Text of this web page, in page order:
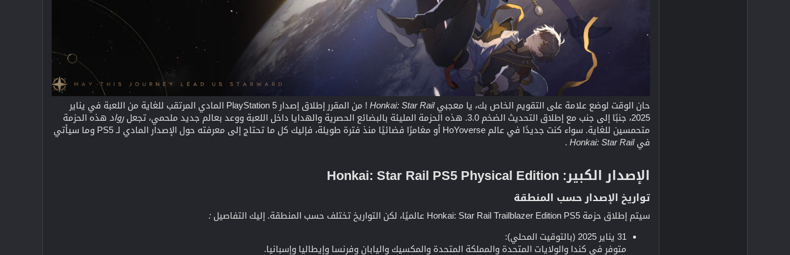
حان الوقت لوضع علامة على التقويم الخاص بك، يا معجبيHonkai: Star Rail
! من المقرر إطلاق إصدار PlayStation 5 المادي المرتقب للغاية من اللعبة في يناير
2025، جنبًا إلى جنب مع إطلاق التحديث الضخم 3.0. هذه الحزمة المليئة بالبضائع الحصرية والهدايا داخل اللعبة ووعد بعالم جديد ملحمي، تجعل
رواد هذه الحزمة
متحمسين للغاية. سواء كنت جديدًا في عالم HoYoverse أو مغامرًا فضائيًا منذ فترة طويلة، فإليك كل ما تحتاج إلى معرفته حول الإصدار المادي لـ PS5 وما سيأتي
فيHonkai: Star Rail
.
الإصدار الكبير: Honkai: Star Rail PS5 Physical Edition​
تواريخ الإصدار حسب المنطقة​
سيتم إطلاق حزمة Honkai: Star Rail Trailblazer Edition PS5 عالميًا، لكن التواريخ تختلف حسب المنطقة. إليك التفاصيل :
31 يناير 2025 (بالتوقيت المحلي):
متوفر في كندا والولايات المتحدة والمملكة المتحدة والمكسيك واليابان وفرنسا وإيطاليا وإسبانيا.